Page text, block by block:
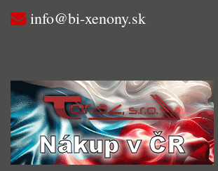
info@bi-xenony.sk